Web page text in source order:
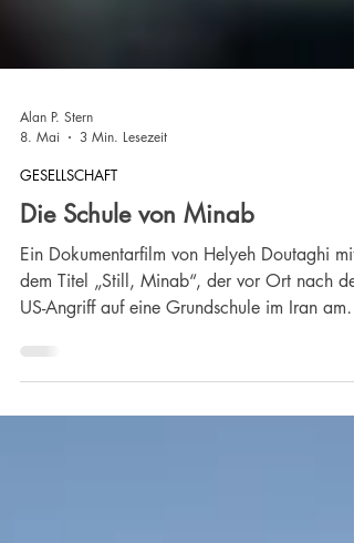
8. Mai
3 Min. Lesezeit
GESELLSCHAFT
Die Schule von Minab
Ein Dokumentarfilm von Helyeh Doutaghi mit
dem Titel „Still, Minab“, der vor Ort nach
US-Angriff auf eine Grundschule im Iran am